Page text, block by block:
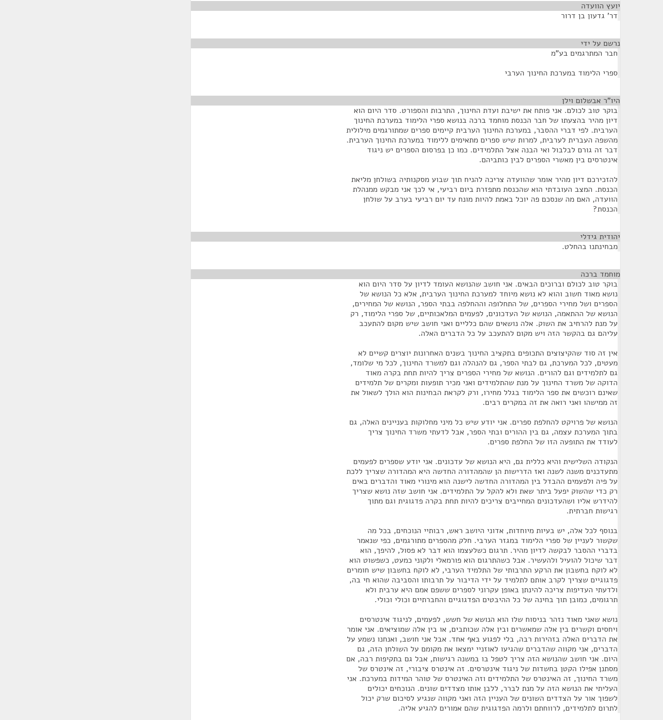
יועץ הוועדה
דר' גדעון בן דרור
נרשם על ידי
חבר המתרגמים בע"מ
ספרי הלימוד במערכת החינוך הערבי
היו"ר אבשלום וילן
בוקר טוב לכולם. אני פותח את ישיבת ועדת החינוך, התרבות והספורט. סדר היום הוא
דיון מהיר בהצעתו של חבר הכנסת מוחמד ברכה בנושא ספרי הלימוד במערכת החינוך
הערבית. לפי דברי ההסבר, במערכת החינוך הערבית קיימים ספרים שמתורגמים מילולית
מהשפה העברית לערבית, למרות שיש ספרים מתאימים ללימוד במערכת החינוך הערבית.
דבר זה גורם לבלבול ואי הבנה אצל התלמידים. כמו כן בפרסום הספרים יש ניגוד
אינטרסים בין מאשרי הספרים לבין כותביהם.
להזכירכם דיון מהיר אומר שהוועדה צריכה להניח תוך שבוע מסקנותיה בשולחן מליאת
הכנסת. המצב העובדתי הוא שהכנסת מתפזרת ביום רביעי, אי לכך אני מבקש ממנהלת
הוועדה, האם מה שנסכם פה יוכל באמת להיות מונח עד יום רביעי בערב על שולחן
הכנסת?
יהודית גידלי
מבחינתנו בהחלט.
מוחמד ברכה
בוקר טוב לכולם וברוכים הבאים. אני חושב שהנושא העומד לדיון על סדר היום הוא
נושא מאוד חשוב והוא לא נושא מיוחד למערכת החינוך הערבית, אלא כל הנושא של
הספרים ושל מחירי הספרים, של התחלופה וההחלפה בבתי הספר, הנושא של המחירים,
הנושא של ההתאמה, הנושא של העדכונים, לפעמים המלאכותיים, של ספרי הלימוד, רק
על מנת להרחיב את השוק. אלה נושאים שהם כלליים ואני חושב שיש מקום להתעכב
עליהם גם בהקשר הזה ויש מקום להתעכב על כל הדברים האלה.
אין זה סוד שהקיצוצים התכופים בתקציב החינוך בשנים האחרונות יוצרים קשיים לא
מעטים, לכל המערכת, גם לבתי הספר, גם להנהלה וגם למשרד החינוך, לכל מי שלומד,
גם לתלמידים וגם להורים. הנושא של מחירי הספרים צריך להיות תחת בקרה מאוד
הדוקה של משרד החינוך על מנת שהתלמידים ואני מכיר תופעות ומקרים של תלמידים
שאינם רוכשים את ספר הלימוד בגלל מחירו, ורק לקראת הבחינות הוא הולך לשאול את
זה ממישהו ואני רואה את זה במקרים רבים.
הנושא של פרויקט להחלפת ספרים. אני יודע שיש כל מיני מחלוקות בעניינים האלה, גם
בתוך המערכת עצמה, גם בין ההורים ובתי הספר, אבל לדעתי משרד החינוך צריך
לעודד את התופעה הזו של החלפת ספרים.
הנקודה השלישית והיא כללית גם, היא הנושא של עדכונים. אני יודע שספרים לפעמים
מתעדכנים משנה לשנה ואז הדרישות הן שהמהדורה החדשה היא המהדורה שצריך ללכת
על פיה ולפעמים ההבדל בין המהדורה החדשה לישנה הוא מינורי מאוד והדברים באים
רק כדי שהשוק יפעל ביתר שאת ולא להקל על התלמידים. אני חושב שזה נושא שצריך
להידרש אליו ושהעדכונים המחייבים צריכים להיות תחת בקרה פדגוגית וגם מתוך
רגישות חברתית.
בנוסף לכל אלה, יש בעיות מיוחדות, אדוני היושב ראש, רבותיי הנוכחים, בכל מה
שקשור לעניין של ספרי הלימוד במגזר הערבי. חלק מהספרים מתורגמים, כפי שנאמר
בדברי ההסבר לבקשה לדיון מהיר. תרגום כשלעצמו הוא דבר לא פסול, להיפך, הוא
דבר שיכול להועיל ולהעשיר. אבל כשהתרגום הוא פורמאלי ולקוני כמעט, כשפשוט הוא
לא לוקח בחשבון את הרקע התרבותי של התלמיד הערבי, לא לוקח בחשבון שיש חומרים
פדגוגיים שצריך לקרב אותם לתלמיד על ידי הדיבור על תרבותו והסביבה שהוא חי בה,
ולדעתי העדיפות צריכה להינתן באופן עקרוני לספרים ששפם אמם היא ערבית ולא
תרגומים, כמובן תוך בחינה של כל ההיבטים הפדגוגיים והחברתיים וכולי וכולי.
נושא שאני מאוד נזהר בניסוח שלו הוא הנושא של חשש, לפעמים, לניגוד אינטרסים
ויחסים וקשרים בין אלה שמאשרים ובין אלה שכותבים, או בין אלה שמוציאים. אני אומר
את הדברים האלה בזהירות רבה, בלי לפגוע באף אחד. אבל אני חושב, ואנחנו נשמע על
הדברים, אני מקווה שהדברים שהגיעו לאוזניי ימצאו את מקומם על השולחן הזה, גם
היום. אני חושב שהנושא הזה צריך לטפל בו במשנה רגישות, אבל גם בתקיפות רבה, אם
מסתנן אפילו הקטן בחשדות של ניגוד אינטרסים. זה אינטרס ציבורי, זה אינטרס של
משרד החינוך, זה האינטרס של התלמידים וזה האינטרס של טוהר המידות במערכת. אני
העליתי את הנושא הזה על מנת לברר, ללבן אותו מצדדים שונים. הנוכחים יכולים
לשפוך אור על הצדדים השונים של העניין הזה ואני מקווה שנגיע לסיכום שרק יכול
לתרום לתלמידים, לרווחתם ולרמה הפדגוגית שהם אמורים להגיע אליה.